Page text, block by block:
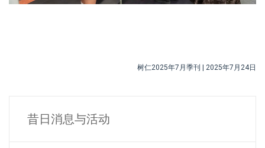
树仁2025年7月季刊 | 2025年7月24日
昔日消息与活动